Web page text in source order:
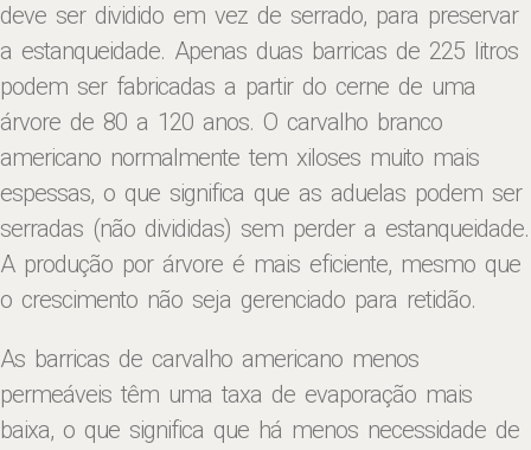
deve ser dividido em vez de serrado, para preservar
a estanqueidade. Apenas duas barricas de 225 litros
podem ser fabricadas a partir do cerne de uma
árvore de 80 a 120 anos. O carvalho branco
americano normalmente tem xiloses muito mais
espessas, o que significa que as aduelas podem ser
serradas (não divididas) sem perder a estanqueidade.
A produção por árvore é mais eficiente, mesmo que
o crescimento não seja gerenciado para retidão.
As barricas de carvalho americano menos
permeáveis ​​têm uma taxa de evaporação mais
baixa, o que significa que há menos necessidade de